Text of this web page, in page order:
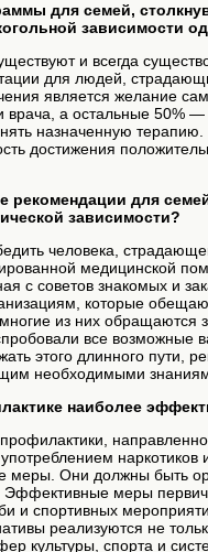
для семей,
зависимости
и всегда
для людей,
является желание
врача, а остальные 50% —
назначенную
достижения
для
зависимости?
человека,
медицинской
с советов знакомых и
которые
из них обращаются
все возможные
этого длинного пути,
необходимыми
наиболее
наркотиков
меры. Они должны быть
Эффективные меры
и спортивных
реализуются не
культуры, спорта и